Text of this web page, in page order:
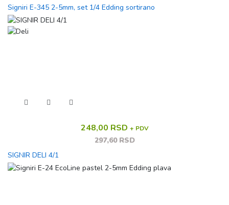
Signiri E-345 2-5mm, set 1/4 Edding sortirano
248,00 RSD + PDV
297,60 RSD
SIGNIR DELI 4/1